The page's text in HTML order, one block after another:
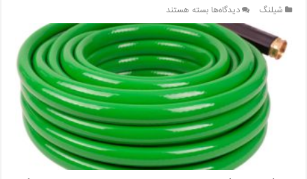
شیلنگ دیدگاه‌هابرای
۵
دلیل
برای
اینکه
چرا
باید
شلنگ‌
سنگین
بخرید
بسته هستند